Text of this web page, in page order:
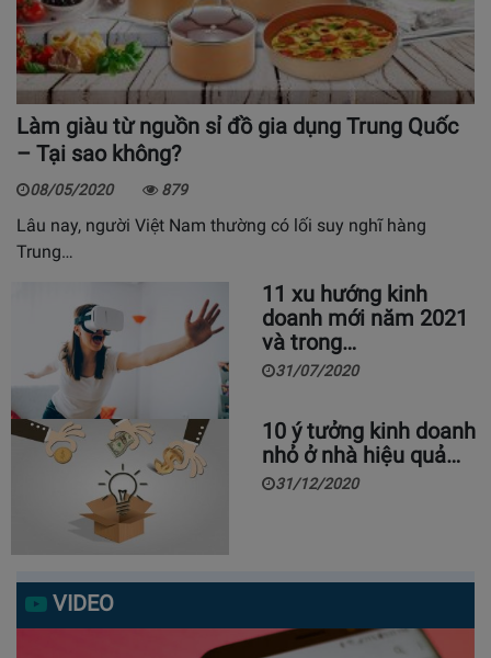
Làm giàu từ nguồn sỉ đồ gia dụng Trung Quốc
– Tại sao không?
08/05/2020 879
Lâu nay, người Việt Nam thường có lối suy nghĩ hàng
Trung…
11 xu hướng kinh
doanh mới năm 2021
và trong…
31/07/2020
10 ý tưởng kinh doanh
nhỏ ở nhà hiệu quả…
31/12/2020
VIDEO